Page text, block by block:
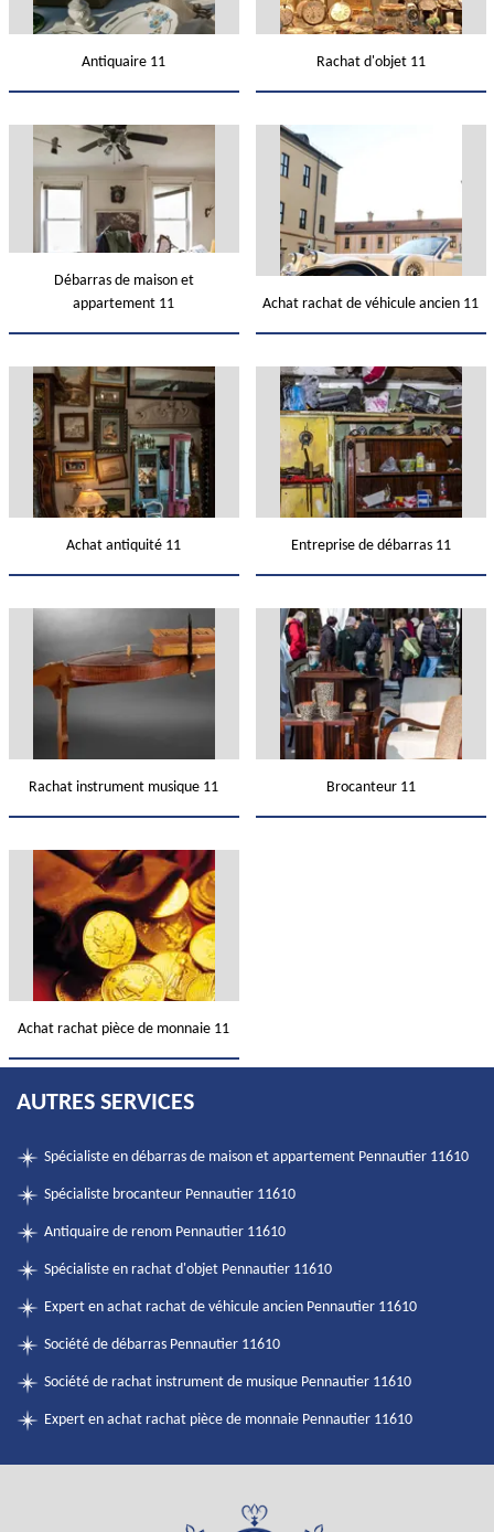
Antiquaire 11 Rachat d'objet 11
Débarras de maison et
appartement 11
Achat rachat de véhicule ancien 11
Achat antiquité 11 Entreprise de débarras 11
Rachat instrument musique 11 Brocanteur 11
Achat rachat pièce de monnaie 11
AUTRES SERVICES
Spécialiste en débarras de maison et appartement Pennautier 11610
Spécialiste brocanteur Pennautier 11610
Antiquaire de renom Pennautier 11610
Spécialiste en rachat d'objet Pennautier 11610
Expert en achat rachat de véhicule ancien Pennautier 11610
Société de débarras Pennautier 11610
Société de rachat instrument de musique Pennautier 11610
Expert en achat rachat pièce de monnaie Pennautier 11610